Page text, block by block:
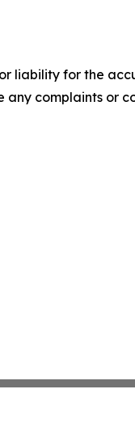
liability for the
complaints or